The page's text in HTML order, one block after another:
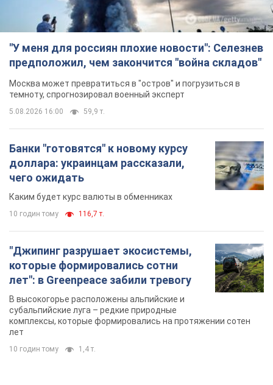
"У меня для россиян плохие новости": Селезнев
предположил, чем закончится "война складов"
Москва может превратиться в "остров" и погрузиться в
темноту, спрогнозировал военный эксперт
5.08.2026 16:00 59,9 т.
Банки "готовятся" к новому курсу
доллара: украинцам рассказали,
чего ожидать
Каким будет курс валюты в обменниках
10 годин тому 116,7 т.
"Джипинг разрушает экосистемы,
которые формировались сотни
лет": в Greenpeace забили тревогу
В высокогорье расположены альпийские и
субальпийские луга – редкие природные
комплексы, которые формировались на протяжении сотен
лет
10 годин тому 1,4 т.